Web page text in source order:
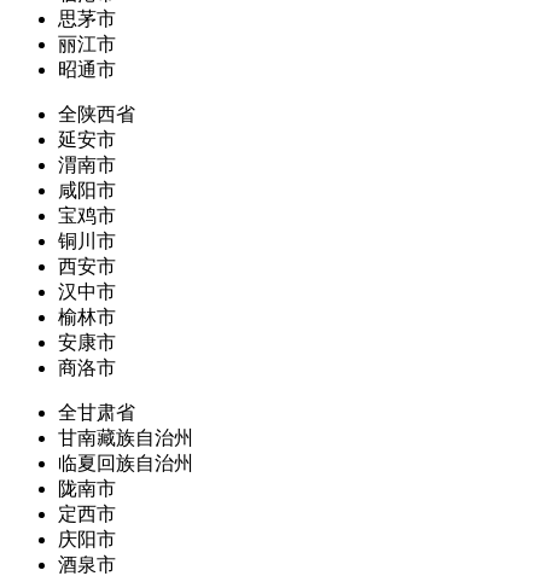
思茅市
丽江市
昭通市
全陕西省
延安市
渭南市
咸阳市
宝鸡市
铜川市
西安市
汉中市
榆林市
安康市
商洛市
全甘肃省
甘南藏族自治州
临夏回族自治州
陇南市
定西市
庆阳市
酒泉市